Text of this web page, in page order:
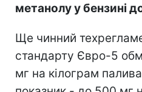
метанолу у бензині
Ще чинний
стандарту Євро-5
мг на кілограм